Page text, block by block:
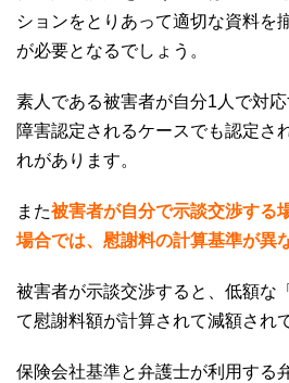
ションをとりあって適切な資料を
が必要となるでしょう。
素人である被害者が自分1 人で対
障害認定されるケースでも認定さ
れがあります。
また被害者が自分で示談交渉する
場合では、慰謝料の計算基準が異
被害者が示談交渉すると、低額な
て慰謝料額が計算されて減額され
保険会社基準と弁護士が利用する